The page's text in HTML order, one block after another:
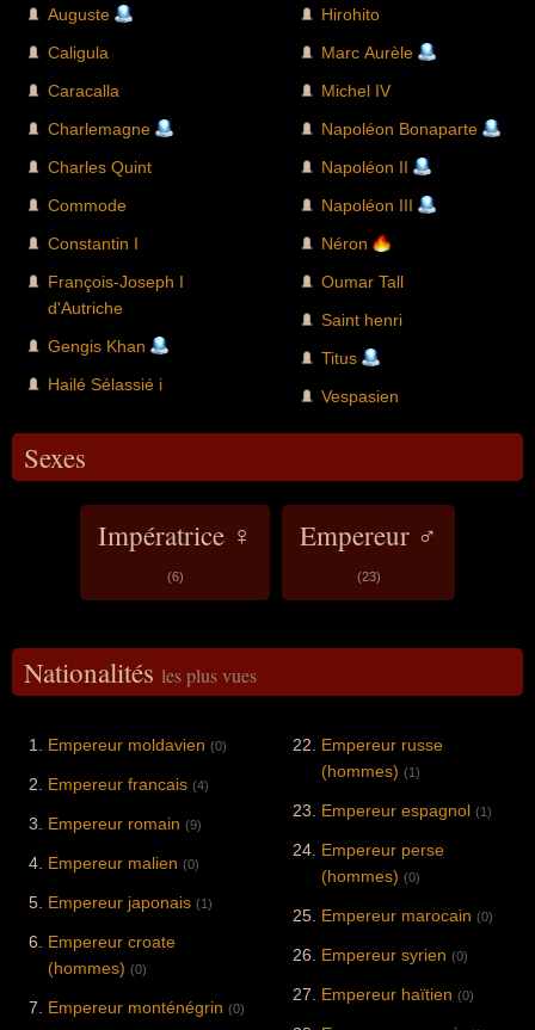
Auguste
Caligula
Caracalla
Charlemagne
Charles Quint
Commode
Constantin I
François-Joseph I
d'Autriche
Gengis Khan
Hailé Sélassié i
Hirohito
Marc Aurèle
Michel IV
Napoléon Bonaparte
Napoléon II
Napoléon III
Néron
Oumar Tall
Saint henri
Titus
Vespasien
Sexes
Impératrice ♀
(6)
Empereur ♂
(23)
Nationalités les plus vues
Empereur moldavien (0)
Empereur francais (4)
Empereur romain (9)
Empereur malien (0)
Empereur japonais (1)
Empereur croate
(hommes) (0)
Empereur monténégrin (0)
Empereur russe
(hommes) (1)
Empereur espagnol (1)
Empereur perse
(hommes) (0)
Empereur marocain (0)
Empereur syrien (0)
Empereur haïtien (0)